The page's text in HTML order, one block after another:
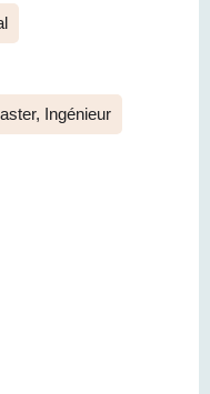
Ingénieur